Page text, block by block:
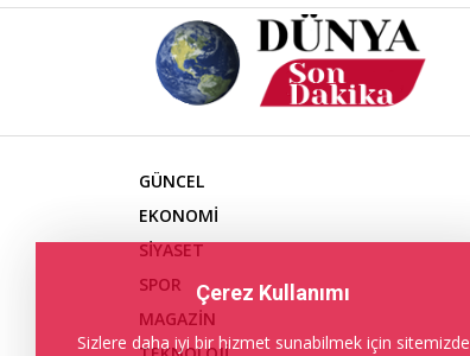
GÜNCEL
EKONOMİ
SİYASET
SPOR
MAGAZİN
Çerez Kullanımı
Sizlere daha iyi bir hizmet sunabilmek için sitemizde